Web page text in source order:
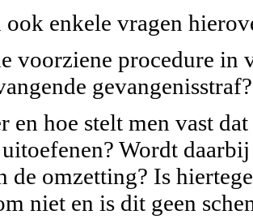
enkele vragen
voorziene procedure in
en hoe stelt men vast
Wordt
de omzetting? Is
niet en is dit geen